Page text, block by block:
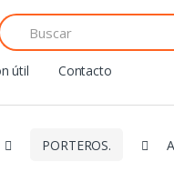
Search
útil Contacto
PORTEROS.